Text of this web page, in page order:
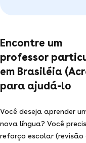
Encontre um
professor
em Brasiléia
para ajudá-lo
Você deseja aprender
nova língua? Você
reforço escolar (revisão